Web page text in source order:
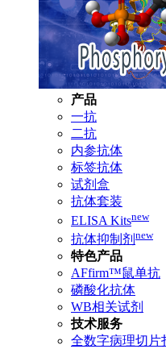
产品
一抗
二抗
内参抗体
标签抗体
试剂盒
抗体套装
ELISA Kitsnew
抗体抑制剂 new
特色产品
AFfirm™鼠单抗
磷酸化抗体
WB相关试剂
技术服务
全数字病理切片